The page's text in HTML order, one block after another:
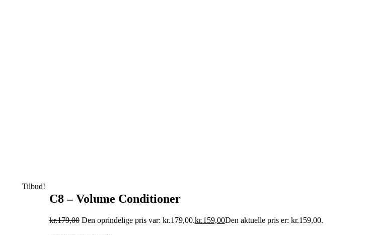
Tilbud!
C8 – Volume Conditioner
kr.179,00 Den oprindelige pris var: kr.179,00.kr.159,00Den aktuelle pris er: kr.159,00.